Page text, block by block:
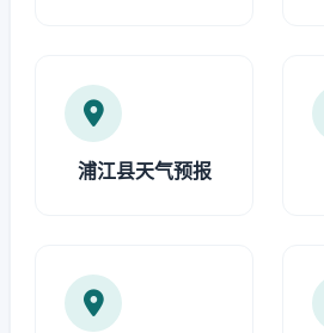
浦江县天气预报